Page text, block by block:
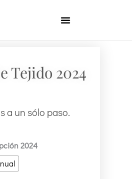
Tejido 2024
a un sólo paso.
2024